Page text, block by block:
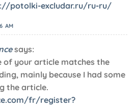
potolki-excludar.ru/ru-ru/
AM
says:
of your article matches the
mainly because I had some
the article.
fr/register?